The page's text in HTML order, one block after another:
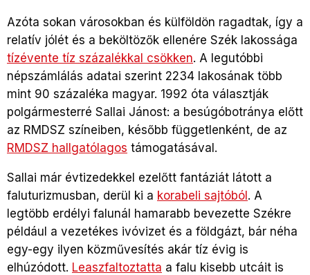
Azóta sokan városokban és külföldön ragadtak, így a
relatív jólét és a beköltözők ellenére Szék lakossága
tízévente tíz százalékkal csökken. A legutóbbi
népszámlálás adatai szerint 2234 lakosának több
mint 90 százaléka magyar. 1992 óta választják
polgármesterré Sallai Jánost: a besúgóbotránya előtt
az RMDSZ színeiben, később függetlenként, de az
RMDSZ hallgatólagos támogatásával.
Sallai már évtizedekkel ezelőtt fantáziát látott a
faluturizmusban, derül ki a korabeli sajtóból. A
legtöbb erdélyi falunál hamarabb bevezette Székre
például a vezetékes ivóvizet és a földgázt, bár néha
egy-egy ilyen közművesítés akár tíz évig is
elhúzódott. Leaszfaltoztatta a falu kisebb utcáit is